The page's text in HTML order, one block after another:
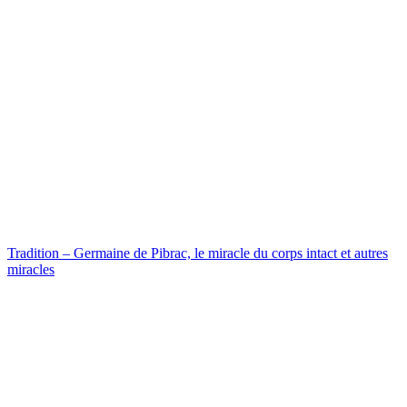
Tradition – Germaine de Pibrac, le miracle du corps intact et autres
miracles